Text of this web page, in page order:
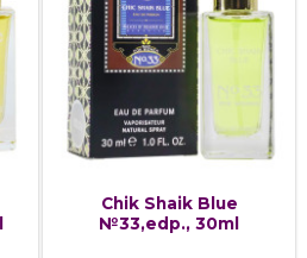
Chik Shaik Blue
№33,edp., 30ml